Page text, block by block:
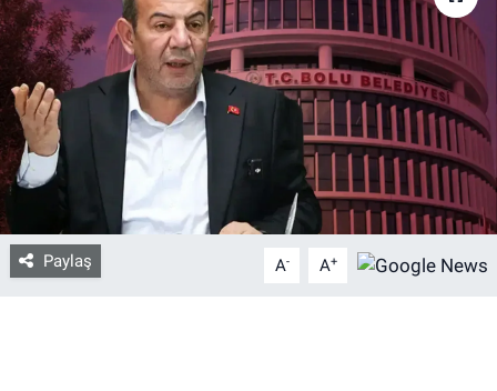
Paylaş A- A+
Bize ulaşın
İletişim/Künye
Yaşam
Gözden Kaçmasın
İletişim (Künye)